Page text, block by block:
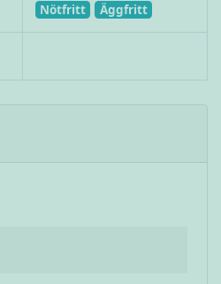
Nötfritt
Äggfritt